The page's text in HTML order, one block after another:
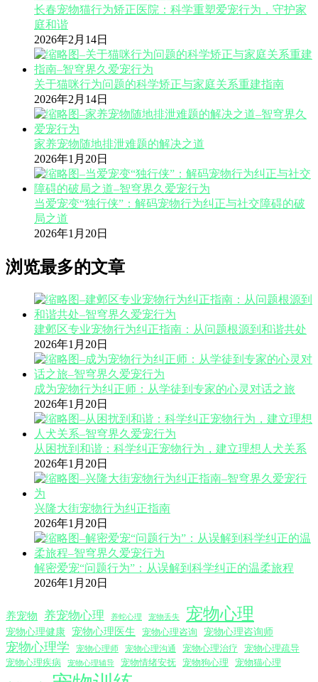
长春宠物猫行为矫正医院：科学重塑爱宠行为，守护家
庭和谐
2026年2月14日
关于猫咪行为问题的科学矫正与家庭关系重建指南
2026年2月14日
家养宠物随地排泄难题的解决之道
2026年1月20日
当爱宠变“独行侠”：解码宠物行为纠正与社交障碍的破
局之道
2026年1月20日
浏览最多的文章
建邺区专业宠物行为纠正指南：从问题根源到和谐共处
2026年1月20日
成为宠物行为纠正师：从学徒到专家的心灵对话之旅
2026年1月20日
从困扰到和谐：科学纠正宠物行为，建立理想人犬关系
2026年1月20日
兴隆大街宠物行为纠正指南
2026年1月20日
解密爱宠“问题行为”：从误解到科学纠正的温柔旅程
2026年1月20日
养宠物 养宠物心理 养蛇心理 宠物丢失 宠物心理
宠物心理健康 宠物心理医生 宠物心理咨询 宠物心理咨询师
宠物心理学 宠物心理师 宠物心理沟通 宠物心理治疗
宠物心理疏导
宠物心理疾病
宠物心理辅导 宠物情绪安抚 宠物狗心理 宠物猫心理